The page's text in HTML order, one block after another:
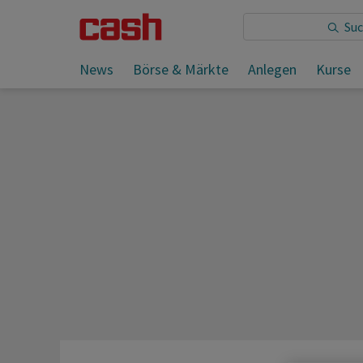
News Börse & Märkte Anlegen Kurse
Sie lesen: